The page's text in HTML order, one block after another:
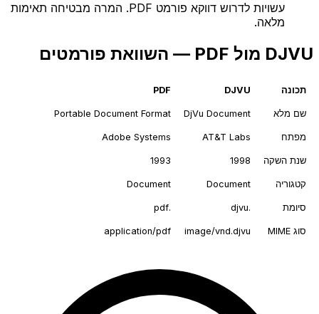
עשויות לדרוש דווקא פורמט PDF. המרה מבטיחה תאימות
מלאה.
DJVU מול PDF — השוואת פורמטים
תכונה DJVU
PDF
שם מלא DjVu Document
Portable Document Format
מפתח AT&T Labs
Adobe Systems
שנת השקה 1998
1993
קטגוריה Document
Document
סיומת .djvu
.pdf
סוג MIME image/vnd.djvu
application/pdf